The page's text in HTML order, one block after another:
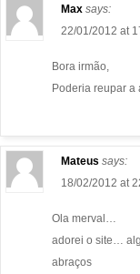
Max says:
22/01/2012 at
Bora irmão,
Poderia reupar a
Mateus says:
18/02/2012 at
Ola merval…
adorei o site…
abraços